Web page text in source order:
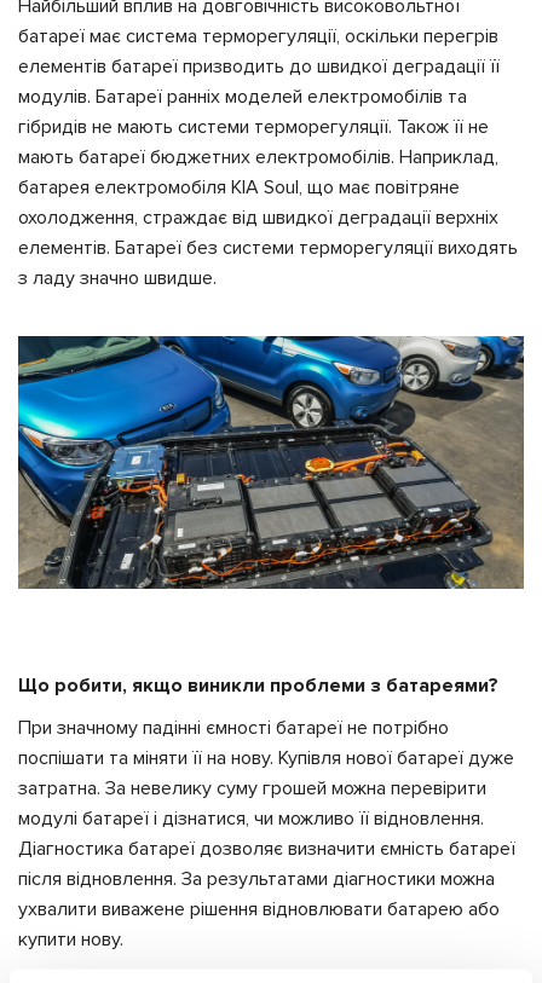
Найбільший вплив на довговічність високовольтної
батареї має система терморегуляції, оскільки перегрів
елементів батареї призводить до швидкої деградації її
модулів. Батареї ранніх моделей електромобілів та
гібридів не мають системи терморегуляції. Також її не
мають батареї бюджетних електромобілів. Наприклад,
батарея електромобіля KIA Soul, що має повітряне
охолодження, страждає від швидкої деградації верхніх
елементів. Батареї без системи терморегуляції виходять
з ладу значно швидше.
Що робити, якщо виникли проблеми з батареями?
При значному падінні ємності батареї не потрібно
поспішати та міняти її на нову. Купівля нової батареї дуже
затратна. За невелику суму грошей можна перевірити
модулі батареї і дізнатися, чи можливо її відновлення.
Діагностика батареї дозволяє визначити ємність батареї
після відновлення. За результатами діагностики можна
ухвалити виважене рішення відновлювати батарею або
купити нову.